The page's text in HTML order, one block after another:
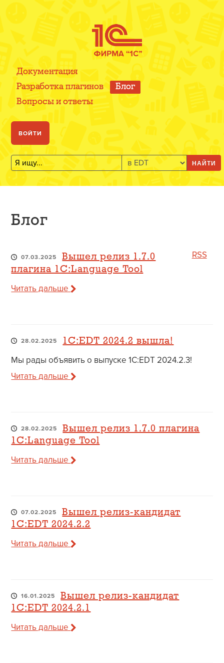
Документация
Разработка плагинов
Блог
Вопросы и ответы
ВОЙТИ
НАЙТИ
Блог
RSS
07.03.2025
Вышел релиз 1.7.0
плагина 1C:Language Tool
Читать дальше
28.02.2025 1C:EDT 2024.2 вышла!
Мы рады объявить о выпуске 1C:EDT 2024.2.3!
Читать дальше
28.02.2025
Вышел релиз 1.7.0 плагина
1C:Language Tool
Читать дальше
07.02.2025
Вышел релиз-кандидат
1C:EDT 2024.2.2
Читать дальше
16.01.2025
Вышел релиз-кандидат
1C:EDT 2024.2.1
Читать дальше